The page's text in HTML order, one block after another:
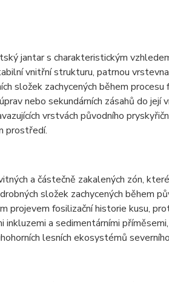
jantar s charakteristickým
vnitřní strukturu, patrnou
složek zachycených během
nebo sekundárních zásahů do její
vrstvách původního
prostředí.
a částečně zakalených zón,
složek zachycených během
projevem fosilizační historie kusu,
a sedimentárními
lesních ekosystémů